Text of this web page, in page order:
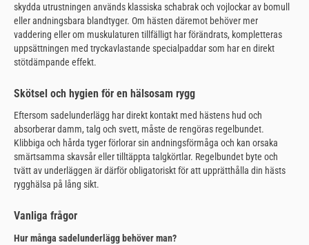
skydda utrustningen används klassiska schabrak och vojlockar av bomull
eller andningsbara blandtyger. Om hästen däremot behöver mer
vaddering eller om muskulaturen tillfälligt har förändrats, kompletteras
uppsättningen med tryckavlastande specialpaddar som har en direkt
stötdämpande effekt.
Skötsel och hygien för en hälsosam rygg
Eftersom sadelunderlägg har direkt kontakt med hästens hud och
absorberar damm, talg och svett, måste de rengöras regelbundet.
Klibbiga och hårda tyger förlorar sin andningsförmåga och kan orsaka
smärtsamma skavsår eller tilltäppta talgkörtlar. Regelbundet byte och
tvätt av underläggen är därför obligatoriskt för att upprätthålla din hästs
rygghälsa på lång sikt.
Vanliga frågor
Hur många sadelunderlägg behöver man?